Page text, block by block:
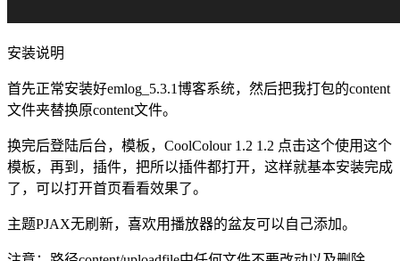
安装说明
首先正常安装好emlog_5.3.1博客系统，然后把我打包的content
文件夹替换原content文件。
换完后登陆后台，模板，CoolColour 1.2 1.2 点击这个使用这个
模板，再到，插件，把所以插件都打开，这样就基本安装完成
了，可以打开首页看看效果了。
主题PJAX无刷新，喜欢用播放器的盆友可以自己添加。